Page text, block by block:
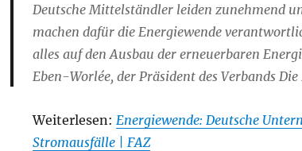
Deutsche Mittelständler leiden zunehmend
machen dafür die Energiewende
alles auf den Ausbau der erneuerbaren
Eben-Worlée, der Präsident des Verbands
Weiterlesen: Energiewende: Deutsche
Stromausfälle | FAZ